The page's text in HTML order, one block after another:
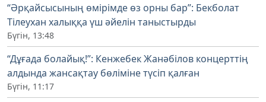
“Әрқайсысының өмірімде өз орны бар”: Бекболат
Тілеухан халыққа үш әйелін таныстырды
Бүгін, 13:48
“Дұғада болайық!”: Кенжебек Жанәбілов концерттің
алдында жансақтау бөліміне түсіп қалған
Бүгін, 11:17